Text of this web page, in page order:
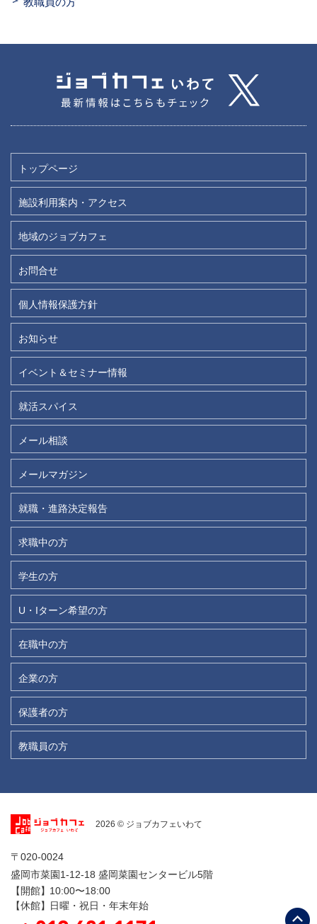
トップページ
施設利用案内・アクセス
地域のジョブカフェ
お問合せ
個人情報保護方針
お知らせ
イベント＆セミナー情報
就活スパイス
メール相談
メールマガジン
就職・進路決定報告
求職中の方
学生の方
U・Iターン希望の方
在職中の方
企業の方
保護者の方
教職員の方
2026 © ジョブカフェいわて
〒020-0024
盛岡市菜園1-12-18 盛岡菜園センタービル5階
【開館】 10:00〜18:00
【休館】 日曜・祝日・年末年始